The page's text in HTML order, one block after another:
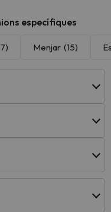
específiques
Menjar (15)